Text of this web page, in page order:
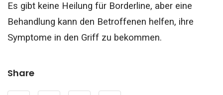
Es gibt keine Heilung für Borderline, aber eine
Behandlung kann den Betroffenen helfen, ihre
Symptome in den Griff zu bekommen.
Share